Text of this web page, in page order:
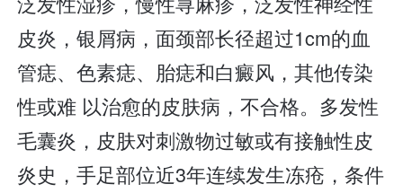
皮炎，银屑病，面颈部长径超过1cm的血
管痣、色素痣、胎痣和白癜风，其他传染
性或难 以治愈的皮肤病，不合格。多发性
毛囊炎，皮肤对刺激物过敏或有接触性皮
炎史，手足部位近3年连续发生冻疮，条件